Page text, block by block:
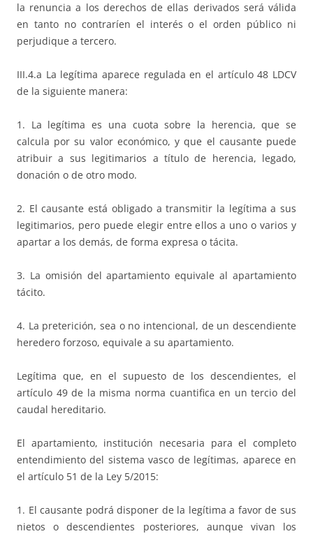
la renuncia a los derechos de ellas derivados será válida
en tanto no contraríen el interés o el orden público ni
perjudique a tercero.
III.4.a La legítima aparece regulada en el artículo 48 LDCV
de la siguiente manera:
1. La legítima es una cuota sobre la herencia, que se
calcula por su valor económico, y que el causante puede
atribuir a sus legitimarios a título de herencia, legado,
donación o de otro modo.
2. El causante está obligado a transmitir la legítima a sus
legitimarios, pero puede elegir entre ellos a uno o varios y
apartar a los demás, de forma expresa o tácita.
3. La omisión del apartamiento equivale al apartamiento
tácito.
4. La preterición, sea o no intencional, de un descendiente
heredero forzoso, equivale a su apartamiento.
Legítima que, en el supuesto de los descendientes, el
artículo 49 de la misma norma cuantifica en un tercio del
caudal hereditario.
El apartamiento, institución necesaria para el completo
entendimiento del sistema vasco de legítimas, aparece en
el artículo 51 de la Ley 5/2015:
1. El causante podrá disponer de la legítima a favor de sus
nietos o descendientes posteriores, aunque vivan los